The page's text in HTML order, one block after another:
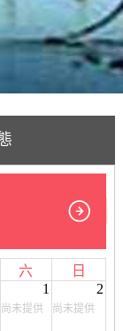
六
日
1
尚未提供
2
尚未提供